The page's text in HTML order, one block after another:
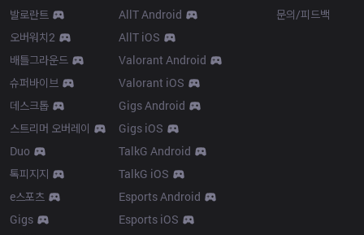
발로란트
오버워치2
배틀그라운드
슈퍼바이브
데스크톱
스트리머 오버레이
Duo
톡피지지
e스포츠
Gigs
AllT Android
AllT iOS
Valorant Android
Valorant iOS
Gigs Android
Gigs iOS
TalkG Android
TalkG iOS
Esports Android
Esports iOS
문의/피드백